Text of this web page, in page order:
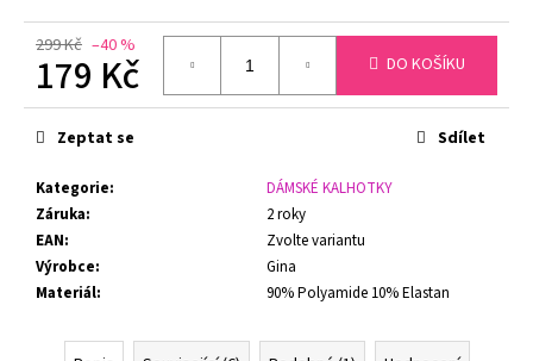
299 Kč –40 %
179 Kč
Měrná
cena:
DO KOŠÍKU
Kategorie:
DÁMSKÉ KALHOTKY
Záruka:
2 roky
EAN:
Zvolte variantu
Výrobce:
Gina
Materiál: 90% Polyamide 10% Elastan
Zeptat se Sdílet
PODPRSENKA
KOSTICEMI
MOMENTS
ČERNÁ
699
Kč
Původně: